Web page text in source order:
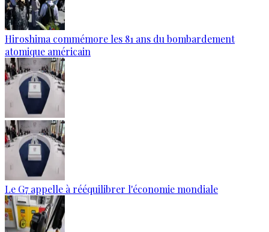
Hiroshima commémore les 81 ans du bombardement
atomique américain
Le G7 appelle à rééquilibrer l'économie mondiale